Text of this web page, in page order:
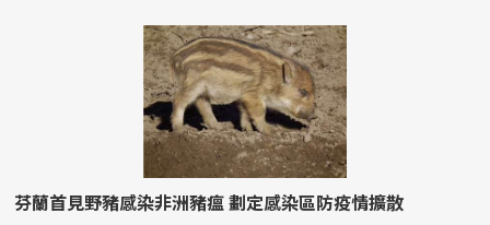
芬蘭首見野豬感染非洲豬瘟 劃定感染區防疫情擴散